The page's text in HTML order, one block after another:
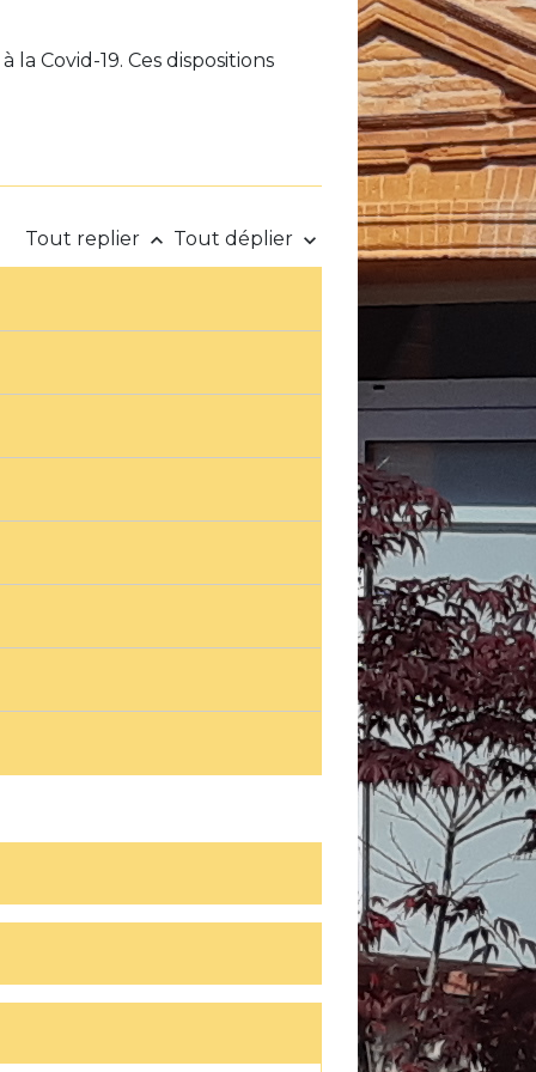
Covid-19. Ces dispositions
Tout replier keyboard_arrow_up Tout déplier keyboard_arrow_down